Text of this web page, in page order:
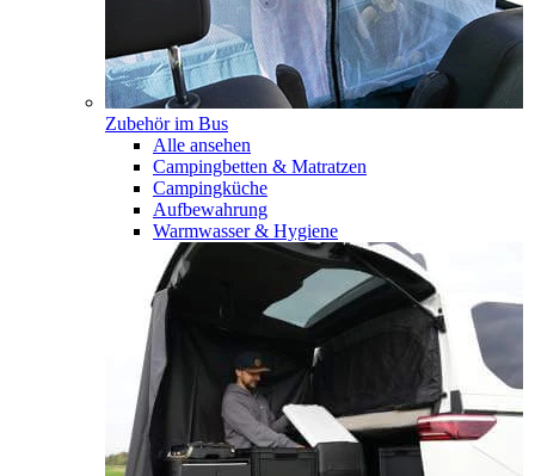
Zubehör im Bus
Alle ansehen
Campingbetten & Matratzen
Campingküche
Aufbewahrung
Warmwasser & Hygiene